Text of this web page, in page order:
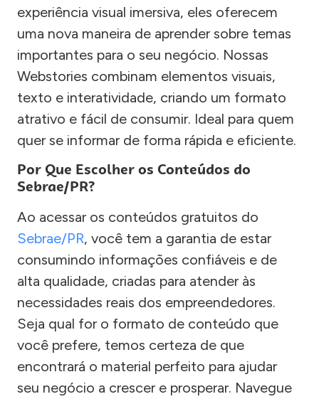
experiência visual imersiva, eles oferecem
uma nova maneira de aprender sobre temas
importantes para o seu negócio. Nossas
Webstories combinam elementos visuais,
texto e interatividade, criando um formato
atrativo e fácil de consumir. Ideal para quem
quer se informar de forma rápida e eficiente.
Por Que Escolher os Conteúdos do
Sebrae/PR?
Ao acessar os conteúdos gratuitos do
Sebrae/PR, você tem a garantia de estar
consumindo informações confiáveis e de
alta qualidade, criadas para atender às
necessidades reais dos empreendedores.
Seja qual for o formato de conteúdo que
você prefere, temos certeza de que
encontrará o material perfeito para ajudar
seu negócio a crescer e prosperar. Navegue